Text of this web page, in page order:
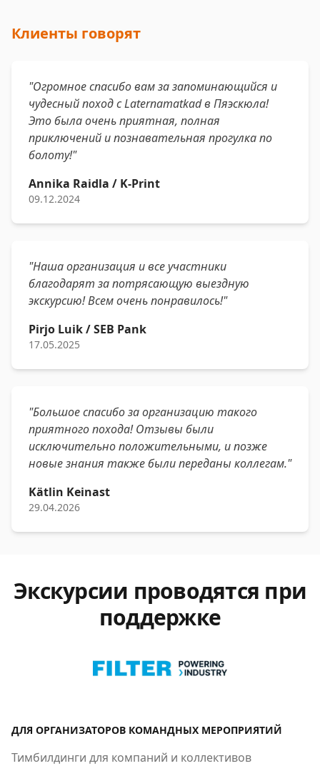
Клиенты говорят
"Огромное спасибо вам за запоминающийся и
чудесный поход с Laternamatkad в Пяэскюла!
Это была очень приятная, полная
приключений и познавательная прогулка по
болоту!"
Annika Raidla / K-Print
09.12.2024
"Наша организация и все участники
благодарят за потрясающую выездную
экскурсию! Всем очень понравилось!"
Pirjo Luik / SEB Pank
17.05.2025
"Большое спасибо за организацию такого
приятного похода! Отзывы были
исключительно положительными, и позже
новые знания также были переданы коллегам."
Kätlin Keinast
29.04.2026
Экскурсии проводятся при
поддержке
ДЛЯ ОРГАНИЗАТОРОВ КОМАНДНЫХ МЕРОПРИЯТИЙ
Тимбилдинги для компаний и коллективов